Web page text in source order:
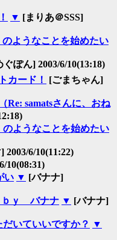
▼ [まりあ＠SSS]
ようなことを始めたい
ぐぽん] 2003/6/10(13:18)
カード！
[ごまちゃん]
Re: samatsさんに、おね
ようなことを始めたい
2003/6/10(11:22)
10(08:31)
い ▼ [バナナ]
ｂｙ バナナ ▼ [バナナ]
いていいですか？ ▼